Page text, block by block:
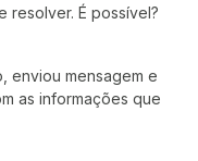
resolver. É possível?
enviou mensagem e
as informações que